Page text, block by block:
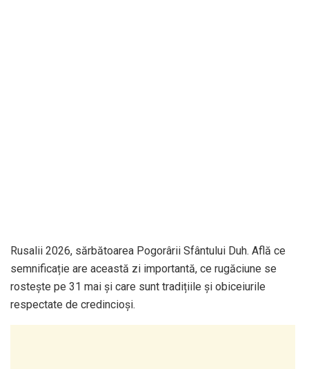
Rusalii 2026, sărbătoarea Pogorârii Sfântului Duh. Află ce
semnificație are această zi importantă, ce rugăciune se
rostește pe 31 mai și care sunt tradițiile și obiceiurile
respectate de credincioși.